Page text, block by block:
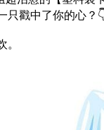
只戳中了你的心？
。